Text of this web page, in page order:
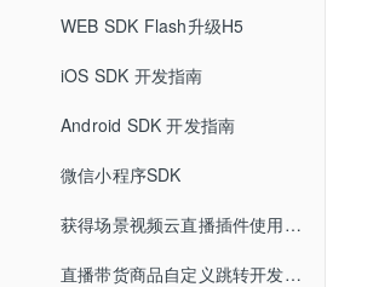
创建直播间
分享链接
直播间设置
营销设置
观看端设置
讲师端设置
企业培训场景
创建企业培训直播间
分享链接
直播间设置
营销互动
直播回放
回放重置
全局设置
观看端皮肤设置
营销互动
防录屏设置
客户端设置
统计分析
直播统计
回放统计
资产管理
打赏收益
红包账户
大屏模式
直播客户端 V6.0
iOS推流app
安卓推流app
微信直播
主持人端
主持人端概述
主持人客户端
主持人网页
观看端
观看PC页面
观看移动H5页面
直播间管理
文档管理
回调
直播间自动登录方式
HTTP通信加密算法
版本更新记录
直播SDK API
版本更新记录
快速开始
回放SDK API
版本更新记录
WEB SDK Flash升级H5
iOS SDK 开发指南
Android SDK 开发指南
微信小程序SDK
获得场景视频云直播插件使用说明
直播带货商品自定义跳转开发指南